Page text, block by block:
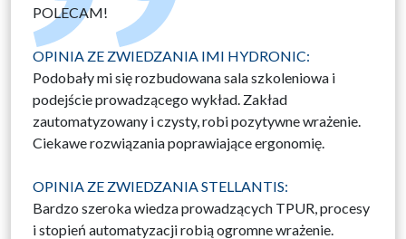
POLECAM!
OPINIA ZE ZWIEDZANIA IMI HYDRONIC:
Podobały mi się rozbudowana sala szkoleniowa i
podejście prowadzącego wykład. Zakład
zautomatyzowany i czysty, robi pozytywne wrażenie.
Ciekawe rozwiązania poprawiające ergonomię.
OPINIA ZE ZWIEDZANIA STELLANTIS:
Bardzo szeroka wiedza prowadzących TPUR, procesy
i stopień automatyzacji robią ogromne wrażenie.